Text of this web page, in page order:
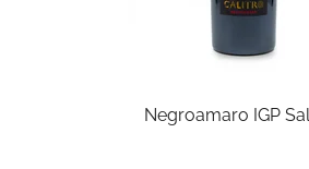
Negroamaro IGP